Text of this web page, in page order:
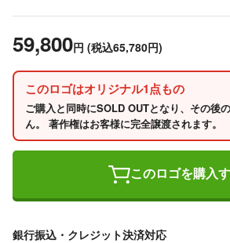
59,800円 (税込65,780円)
このロゴはオリジナル1点もの
ご購入と同時にSOLD OUTとなり、その後
ん。 著作権はお客様に完全譲渡されます。
このロゴを購入
銀行振込・クレジット決済対応